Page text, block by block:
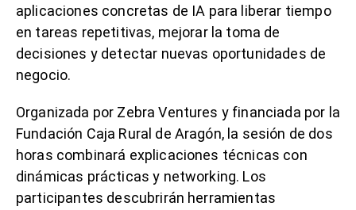
aplicaciones concretas de IA para liberar tiempo
en tareas repetitivas, mejorar la toma de
decisiones y detectar nuevas oportunidades de
negocio.
Organizada por Zebra Ventures y financiada por la
Fundación Caja Rural de Aragón, la sesión de dos
horas combinará explicaciones técnicas con
dinámicas prácticas y networking. Los
participantes descubrirán herramientas